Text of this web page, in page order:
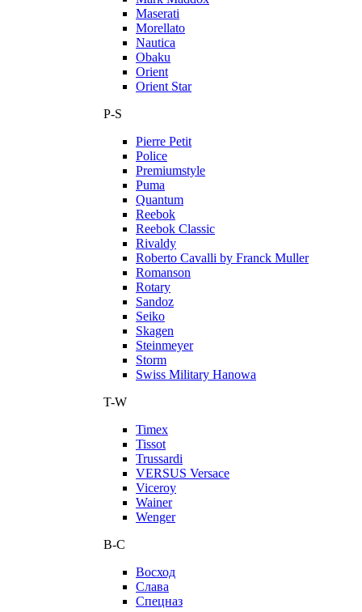
Maserati
Morellato
Nautica
Obaku
Orient
Orient Star
P-S
Pierre Petit
Police
Premiumstyle
Puma
Quantum
Reebok
Reebok Classic
Rivaldy
Roberto Cavalli by Franck Muller
Romanson
Rotary
Sandoz
Seiko
Skagen
Steinmeyer
Storm
Swiss Military Hanowa
T-W
Timex
Tissot
Trussardi
VERSUS Versace
Viceroy
Wainer
Wenger
В-С
Восход
Слава
Спецназ